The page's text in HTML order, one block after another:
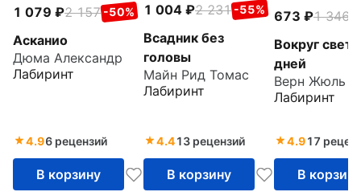
1 079 2 157 -50%
Асканио
Дюма Александр
Лабиринт
4.96 рецензий
В корзину
1 004 2 231 -55%
Всадник без
головы
Майн Рид Томас
Лабиринт
4.413 рецензий
В корзину
673 1 346
Вокруг
дней
Верн Жюль
Лабиринт
4.917
В корзину